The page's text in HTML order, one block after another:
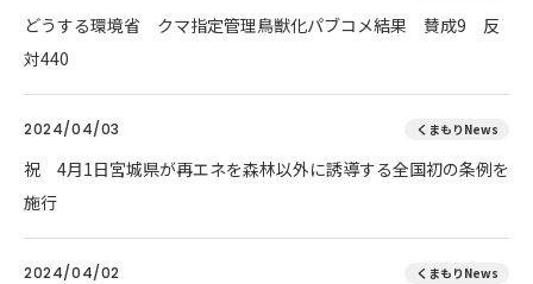
どうする環境省 クマ指定管理鳥獣化パブコメ結果 賛成9 反
対440
2024/04/03 くまもりNews
祝 4月1日宮城県が再エネを森林以外に誘導する全国初の条例を
施行
2024/04/02 くまもりNews